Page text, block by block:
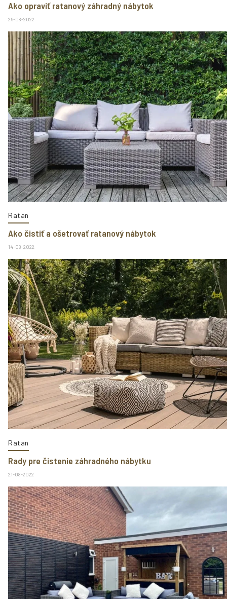
Ako opraviť ratanový záhradný nábytok
26-08-2022
Ratan
Ako čistiť a ošetrovať ratanový nábytok
14-08-2022
Ratan
Rady pre čistenie záhradného nábytku
21-08-2022